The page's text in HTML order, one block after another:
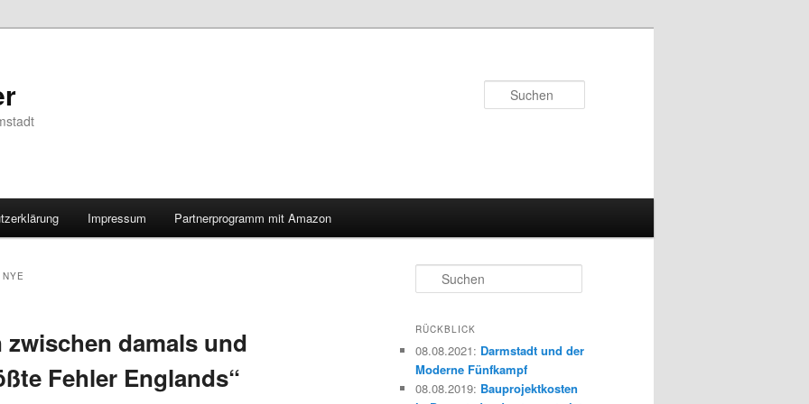
Impressum Partnerprogramm mit Amazon
damals und
Fehler Englands“
u
h
n
RÜCKBLICK
08.08.2021: Darmstadt und der
Moderne Fünfkampf
08.08.2019: Bauprojektkosten